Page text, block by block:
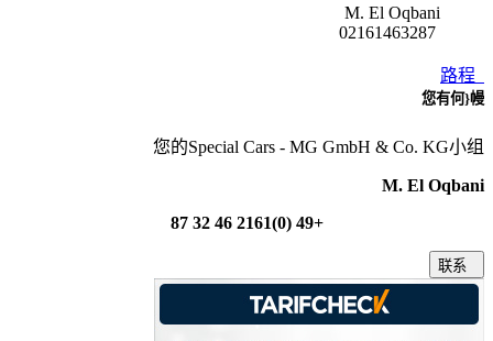
M. El Oqbani
您有何}幔
您的Special Cars - MG GmbH & Co. KG小组
M. El Oqbani
+49 (0)2161 46 32 87